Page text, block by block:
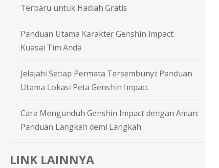
Terbaru untuk Hadiah Gratis
Panduan Utama Karakter Genshin Impact:
Kuasai Tim Anda
Jelajahi Setiap Permata Tersembunyi: Panduan
Utama Lokasi Peta Genshin Impact
Cara Mengunduh Genshin Impact dengan Aman:
Panduan Langkah demi Langkah
LINK LAINNYA